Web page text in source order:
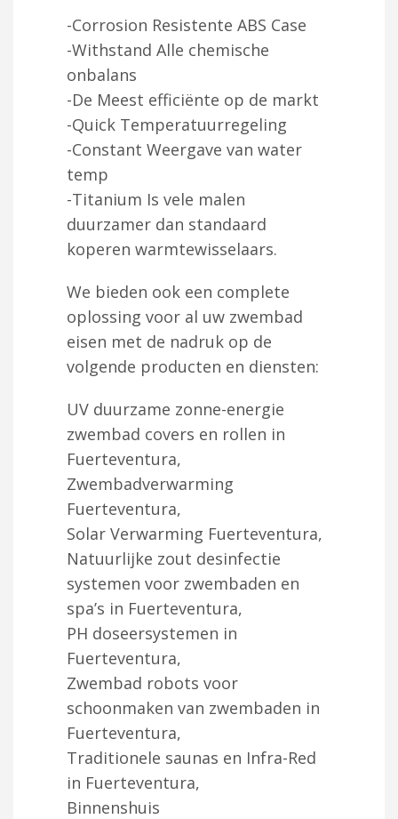
-Corrosion Resistente ABS Case
-Withstand Alle chemische
onbalans
-De Meest efficiënte op de markt
-Quick Temperatuurregeling
-Constant Weergave van water
temp
-Titanium Is vele malen
duurzamer dan standaard
koperen warmtewisselaars.
We bieden ook een complete
oplossing voor al uw zwembad
eisen met de nadruk op de
volgende producten en diensten:
UV duurzame zonne-energie
zwembad covers en rollen in
Fuerteventura,
Zwembadverwarming
Fuerteventura,
Solar Verwarming Fuerteventura,
Natuurlijke zout desinfectie
systemen voor zwembaden en
spa’s in Fuerteventura,
PH doseersystemen in
Fuerteventura,
Zwembad robots voor
schoonmaken van zwembaden in
Fuerteventura,
Traditionele saunas en Infra-Red
in Fuerteventura,
Binnenshuis